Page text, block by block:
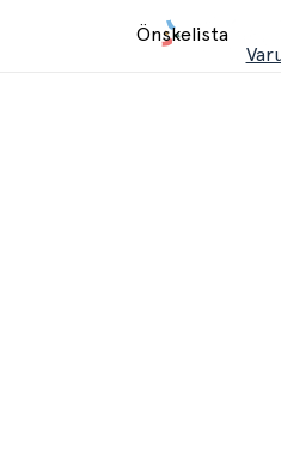
Önskelista